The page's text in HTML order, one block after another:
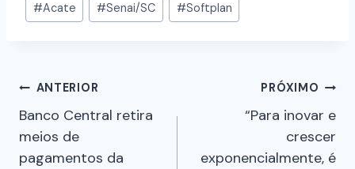
#Acate #Senai/SC #Softplan
ANTERIOR
Banco Central retira
meios de
pagamentos da
PRÓXIMO
“Para inovar e
crescer
exponencialmente, é